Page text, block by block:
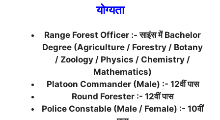
योग्यता
Range Forest Officer :- साइंस में Bachelor
Degree (Agriculture / Forestry / Botany
/ Zoology / Physics / Chemistry /
Mathematics)
Platoon Commander (Male) :- 12वीं पास
Round Forester :- 12वीं पास
Police Constable (Male / Female) :- 10वीं